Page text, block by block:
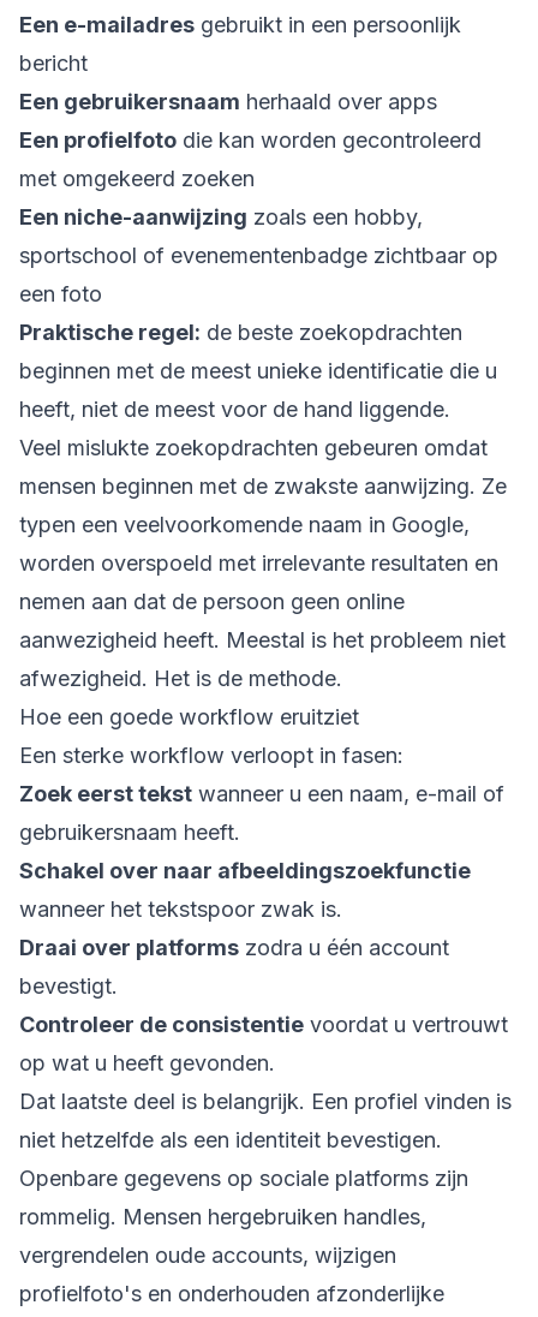
Een e-mailadres gebruikt in een persoonlijk
bericht
Een gebruikersnaam herhaald over apps
Een profielfoto die kan worden gecontroleerd
met omgekeerd zoeken
Een niche-aanwijzing zoals een hobby,
sportschool of evenementenbadge zichtbaar op
een foto
Praktische regel: de beste zoekopdrachten
beginnen met de meest unieke identificatie die u
heeft, niet de meest voor de hand liggende.
Veel mislukte zoekopdrachten gebeuren omdat
mensen beginnen met de zwakste aanwijzing. Ze
typen een veelvoorkomende naam in Google,
worden overspoeld met irrelevante resultaten en
nemen aan dat de persoon geen online
aanwezigheid heeft. Meestal is het probleem niet
afwezigheid. Het is de methode.
Hoe een goede workflow eruitziet
Een sterke workflow verloopt in fasen:
Zoek eerst tekst wanneer u een naam, e-mail of
gebruikersnaam heeft.
Schakel over naar afbeeldingszoekfunctie
wanneer het tekstspoor zwak is.
Draai over platforms zodra u één account
bevestigt.
Controleer de consistentie voordat u vertrouwt
op wat u heeft gevonden.
Dat laatste deel is belangrijk. Een profiel vinden is
niet hetzelfde als een identiteit bevestigen.
Openbare gegevens op sociale platforms zijn
rommelig. Mensen hergebruiken handles,
vergrendelen oude accounts, wijzigen
profielfoto's en onderhouden afzonderlijke